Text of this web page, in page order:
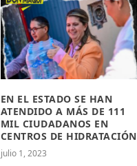
EN EL ESTADO SE HAN
ATENDIDO A MÁS DE 111
MIL CIUDADANOS EN
CENTROS DE HIDRATACIÓN
julio 1, 2023